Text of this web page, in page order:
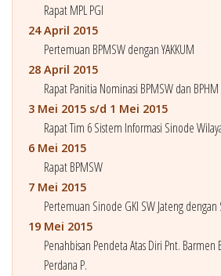
Rapat MPL PGI
24 April 2015
Pertemuan BPMSW dengan YAKKUM
28 April 2015
Rapat Panitia Nominasi BPMSW dan
3 Mei 2015 s/d 1 Mei 2015
Rapat Tim 6 Sistem Informasi Sinode
6 Mei 2015
Rapat BPMSW
7 Mei 2015
Pertemuan Sinode GKI SW Jateng dengan
19 Mei 2015
Penahbisan Pendeta Atas Diri Pnt. Barmen
Perdana P.